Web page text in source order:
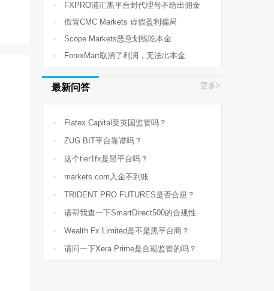
FXPRO浦汇黑平台封代理号不给出佣金
假冒CMC Markets 虚假盈利骗局
Scope Markets恶意划线吃本金
ForexMart取消了利润，无法出本金
最新问答 更多>
Flatex Capital受英国监管吗？
ZUG BIT平台靠谱吗？
这个tier1fx是黑平台吗？
markets.com入金不到账
TRIDENT PRO FUTURES是否合規？
请帮我查一下SmartDirect500的合规性
Wealth Fx Limited是不是黑平台商？
请问一下Xera Prime是合规监管的吗？